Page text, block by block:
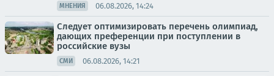
МНЕНИЯ 06.08.2026, 14:24
Следует оптимизировать перечень олимпиад,
дающих преференции при поступлении в
российские вузы
СМИ 06.08.2026, 14:21